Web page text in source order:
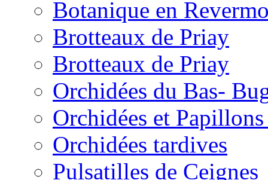
Botanique en
Brotteaux de Priay
Brotteaux de Priay
Orchidées du Bas-
Orchidées et
Orchidées tardives
Pulsatilles de Ceignes